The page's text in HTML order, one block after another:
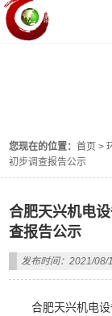
您现在的位置：首页 >
初步调查报告公示
合肥天兴机电
查报告公示
发布时间：2021/08/
合肥天兴机电